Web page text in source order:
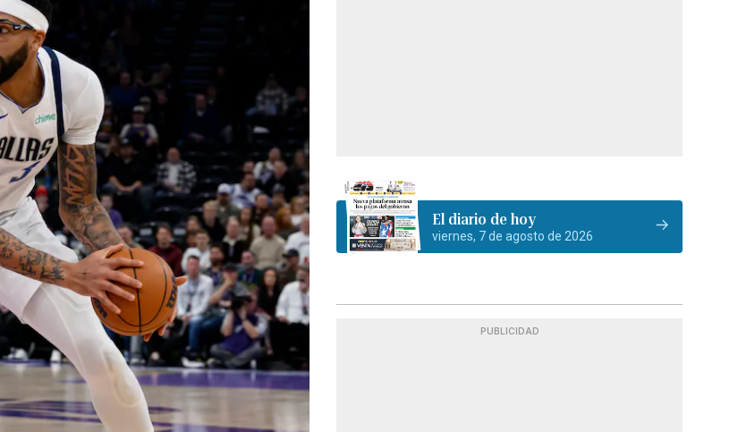
El diario de hoy
viernes, 7 de agosto de 2026
PUBLICIDAD